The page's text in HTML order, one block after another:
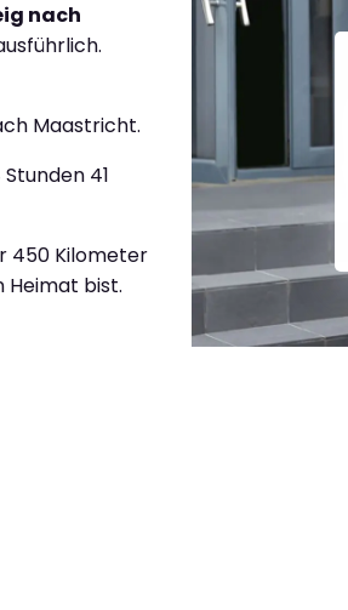
nach
Maastricht.
41
450 Kilometer
Heimat bist.